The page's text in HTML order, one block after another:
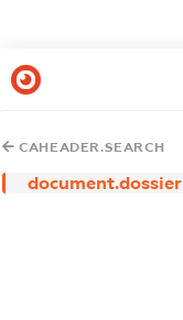
CAHEADER.SEARCH
document.dossier